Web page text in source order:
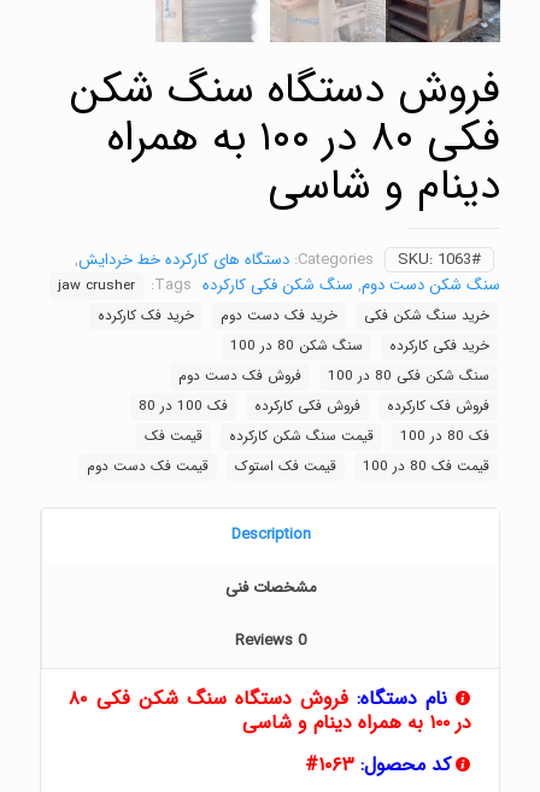
فروش دستگاه سنگ شکن
فکی ۸۰ در ۱۰۰ به همراه
دینام و شاسی
SKU: 1063#
Categories: دستگاه های کارکرده خط خردایش,
سنگ شکن دست دوم, سنگ شکن فکی کارکرده Tags:
jaw crusher
خرید سنگ شکن فکی
خرید فک دست دوم
خرید فک کارکرده
خرید فکی کارکرده
سنگ شکن 80 در 100
سنگ شکن فکی 80 در 100
فروش فک دست دوم
فروش فک کارکرده
فروش فکی کارکرده
فک 100 در 80
فک 80 در 100
قیمت سنگ شکن کارکرده
قیمت فک
قیمت فک 80 در 100
قیمت فک استوک قیمت فک دست دوم
Description
مشخصات فنی
Reviews0
نام دستگاه:
فروش دستگاه سنگ شکن فکی ۸۰
در ۱۰۰ به همراه دینام و شاسی
کد محصول: ۱۰۶۳#